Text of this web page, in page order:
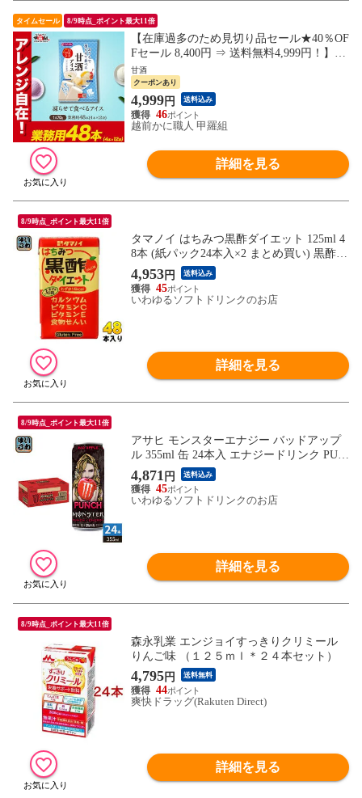
タイムセール 8/9時点_ポイント最大11倍
【在庫過多のため見切り品セール★40％OF
Fセール 8,400円 ⇒ 送料無料4,999円！】お
うちで凍らせて食べるアイス 【甘酒】業務
用48本(4本×12袋) 谷尾食糧工業 アイス あ
いす シャーベット 業務用 大容量 甘酒 ギ
フト 贈り物 御中元 お中元 残暑見舞い 夏
ギフト
甘酒
クーポンあり
4,999円 送料込み
46
越前かに職人 甲羅組
詳細を見る
8/9時点_ポイント最大11倍
タマノイ はちみつ黒酢ダイエット 125ml 4
8本 (紙パック24本入×2 まとめ買い) 黒酢飲
料 飲む酢 ビタミンC 酢飲料
4,953円 送料込み
45
いわゆるソフトドリンクのお店
詳細を見る
8/9時点_ポイント最大11倍
アサヒ モンスターエナジー バッドアップ
ル 355ml 缶 24本入 エナジードリンク PUN
CH 炭酸飲料
4,871 円 送料込み
45
いわゆるソフトドリンクのお店
詳細を見る
8/9時点_ポイント最大11倍
森永乳業 エンジョイすっきりクリミール
りんご味 （１２５ｍｌ＊２４本セット）
4,795円 送料無料
44
爽快ドラッグ(Rakuten Direct)
詳細を見る